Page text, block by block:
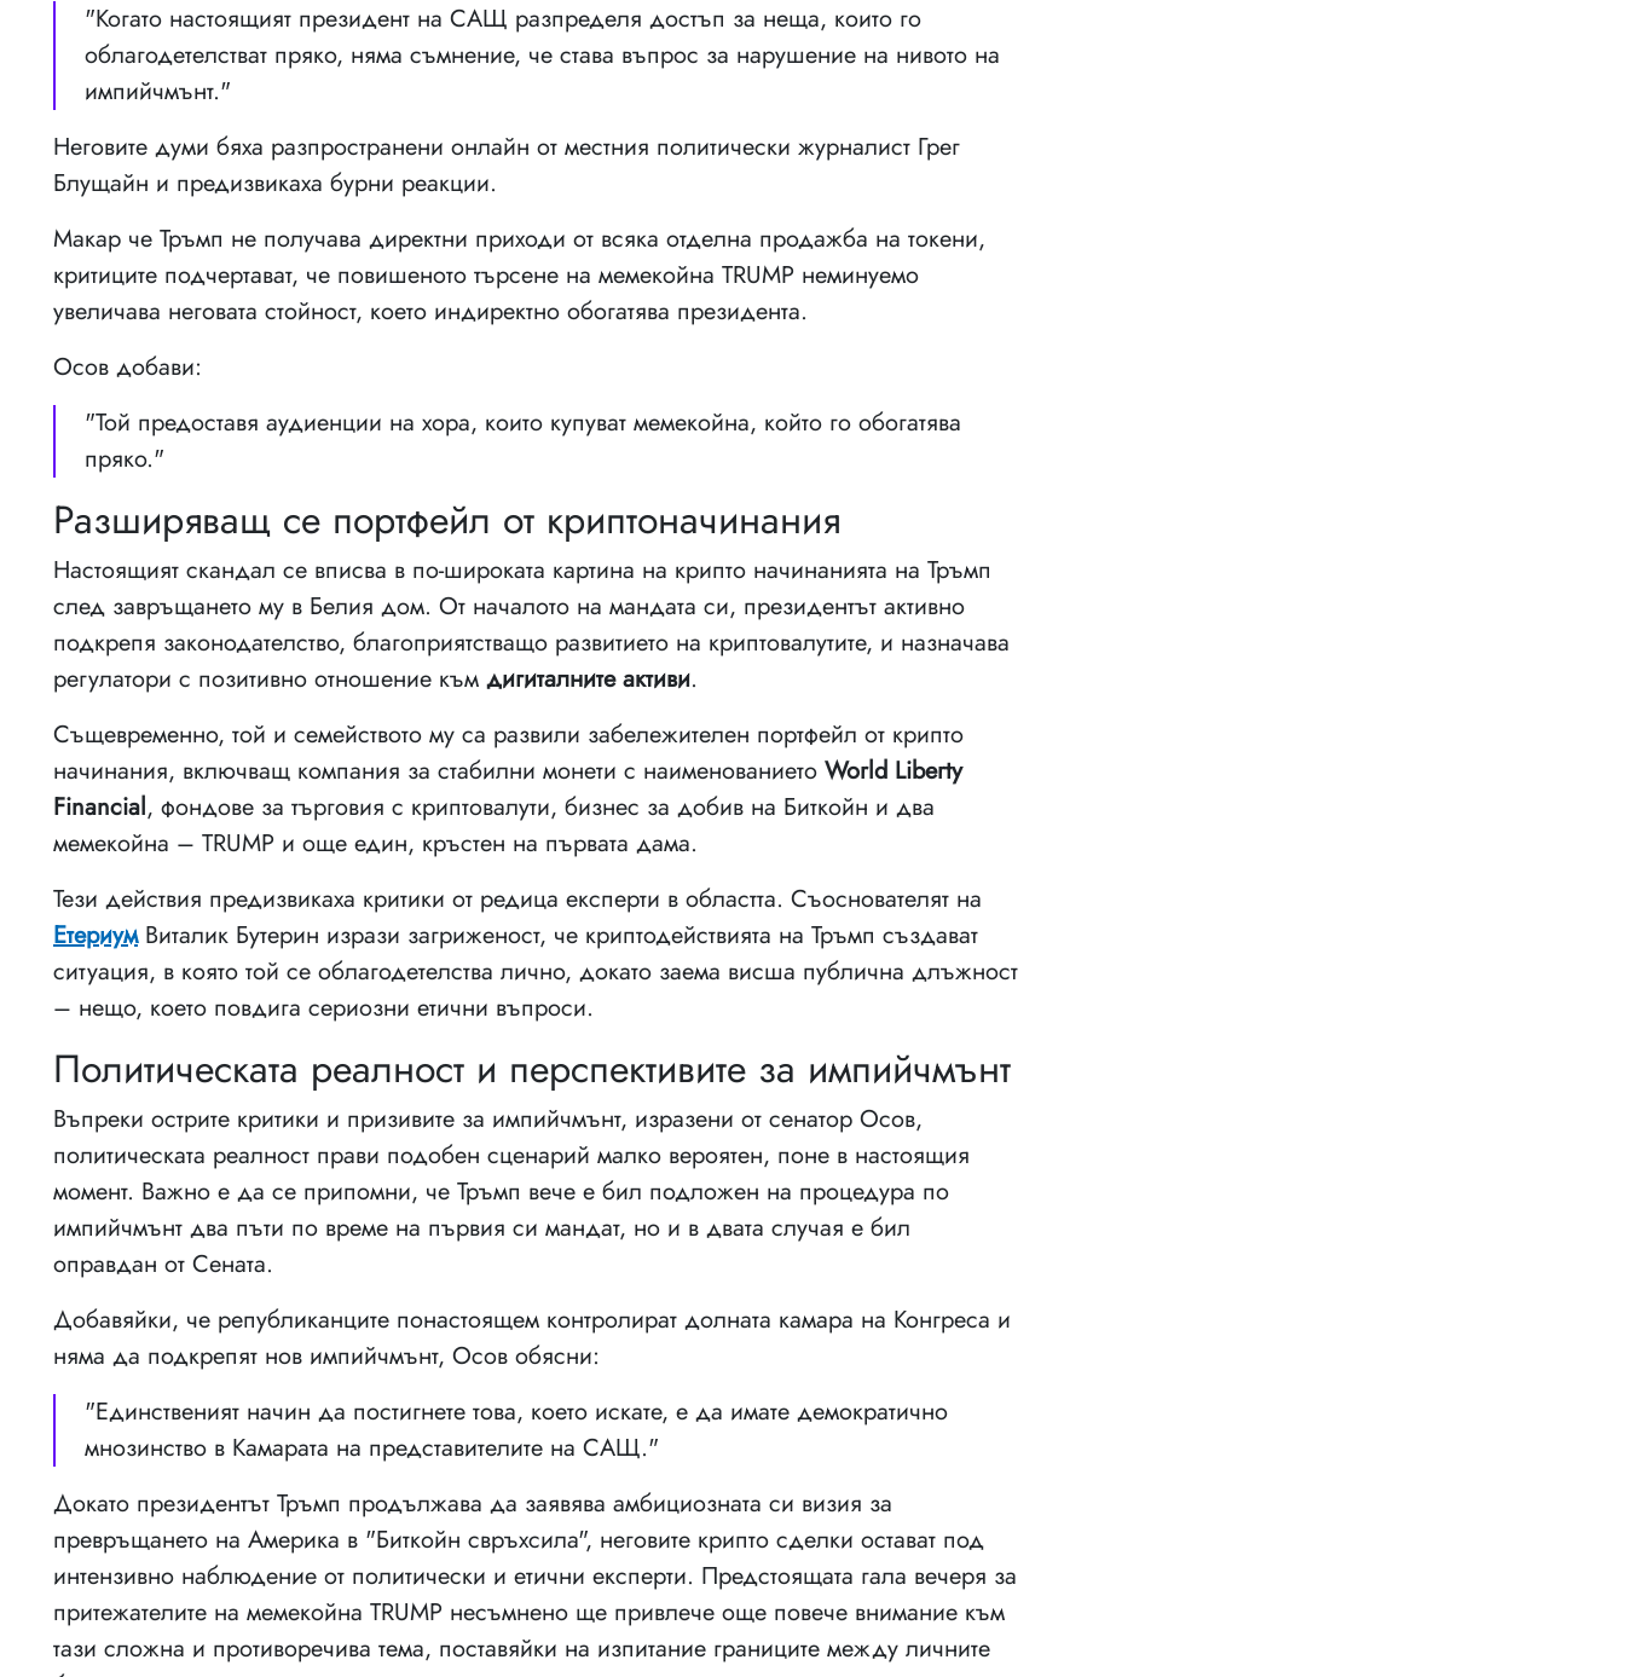
"Когато настоящият президент на САЩ разпределя достъп за неща, които го
облагодетелстват пряко, няма съмнение, че става въпрос за нарушение на нивото на
импийчмънт."
Неговите думи бяха разпространени онлайн от местния политически журналист Грег
Блущайн и предизвикаха бурни реакции.
Макар че Тръмп не получава директни приходи от всяка отделна продажба на токени,
критиците подчертават, че повишеното търсене на мемекойна TRUMP неминуемо
увеличава неговата стойност, което индиректно обогатява президента.
Осов добави:
"Той предоставя аудиенции на хора, които купуват мемекойна, който го обогатява
пряко."
Разширяващ се портфейл от криптоначинания
Настоящият скандал се вписва в по-широката картина на крипто начинанията на Тръмп
след завръщането му в Белия дом. От началото на мандата си, президентът активно
подкрепя законодателство, благоприятстващо развитието на криптовалутите, и назначава
регулатори с позитивно отношение към дигиталните активи.
Същевременно, той и семейството му са развили забележителен портфейл от крипто
начинания, включващ компания за стабилни монети с наименованието World Liberty
Financial, фондове за търговия с криптовалути, бизнес за добив на Биткойн и два
мемекойна – TRUMP и още един, кръстен на първата дама.
Тези действия предизвикаха критики от редица експерти в областта. Съоснователят на
ЕтериумВиталик Бутерин изрази загриженост, че криптодействията на Тръмп създават
ситуация, в която той се облагодетелства лично, докато заема висша публична длъжност
– нещо, което повдига сериозни етични въпроси.
Политическата реалност и перспективите за импийчмънт
Въпреки острите критики и призивите за импийчмънт, изразени от сенатор Осов,
политическата реалност прави подобен сценарий малко вероятен, поне в настоящия
момент. Важно е да се припомни, че Тръмп вече е бил подложен на процедура по
импийчмънт два пъти по време на първия си мандат, но и в двата случая е бил
оправдан от Сената.
Добавяйки, че републиканците понастоящем контролират долната камара на Конгреса и
няма да подкрепят нов импийчмънт, Осов обясни:
"Единственият начин да постигнете това, което искате, е да имате демократично
мнозинство в Камарата на представителите на САЩ."
Докато президентът Тръмп продължава да заявява амбициозната си визия за
превръщането на Америка в "Биткойн свръхсила", неговите крипто сделки остават под
интензивно наблюдение от политически и етични експерти. Предстоящата гала вечеря за
притежателите на мемекойна TRUMP несъмнено ще привлече още повече внимание към
тази сложна и противоречива тема, поставяйки на изпитание границите между личните